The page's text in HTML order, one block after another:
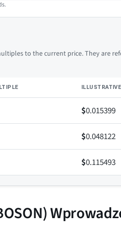
to the current price. They are
$0.015399
$0.048122
$0.115493